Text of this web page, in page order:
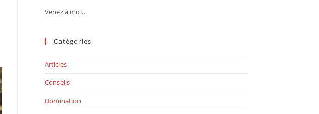
Venez à moi…
Catégories
Articles
Conseils
Domination